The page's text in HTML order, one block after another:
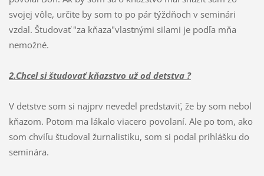
svojej vôle, určite by som to po pár týždňoch v seminári
vzdal. Študovať "za kňaza"vlastnými silami je podľa mňa
nemožné.
2.Chcel si študovať kňazstvo už od detstva ?
V detstve som si najprv nevedel predstaviť, že by som nebol
kňazom. Potom ma lákalo viacero povolaní. Ale po tom, ako
som chvíľu študoval žurnalistiku, som si podal prihlášku do
seminára.